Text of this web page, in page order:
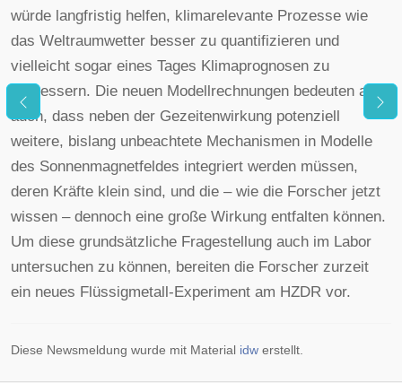
würde langfristig helfen, klimarelevante Prozesse wie
das Weltraumwetter besser zu quantifizieren und
vielleicht sogar eines Tages Klimaprognosen zu
verbessern. Die neuen Modellrechnungen bedeuten aber
auch, dass neben der Gezeitenwirkung potenziell
weitere, bislang unbeachtete Mechanismen in Modelle
des Sonnenmagnetfeldes integriert werden müssen,
deren Kräfte klein sind, und die – wie die Forscher jetzt
wissen – dennoch eine große Wirkung entfalten können.
Um diese grundsätzliche Fragestellung auch im Labor
untersuchen zu können, bereiten die Forscher zurzeit
ein neues Flüssigmetall-Experiment am HZDR vor.
Diese Newsmeldung wurde mit Material idw erstellt.